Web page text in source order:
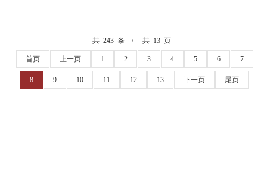
共 243 条
首页 上一页 1 2 3 4 5 6 7
8 9 10 11 12 13 下一页 尾页
共 13 页